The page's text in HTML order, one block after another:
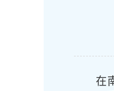
在